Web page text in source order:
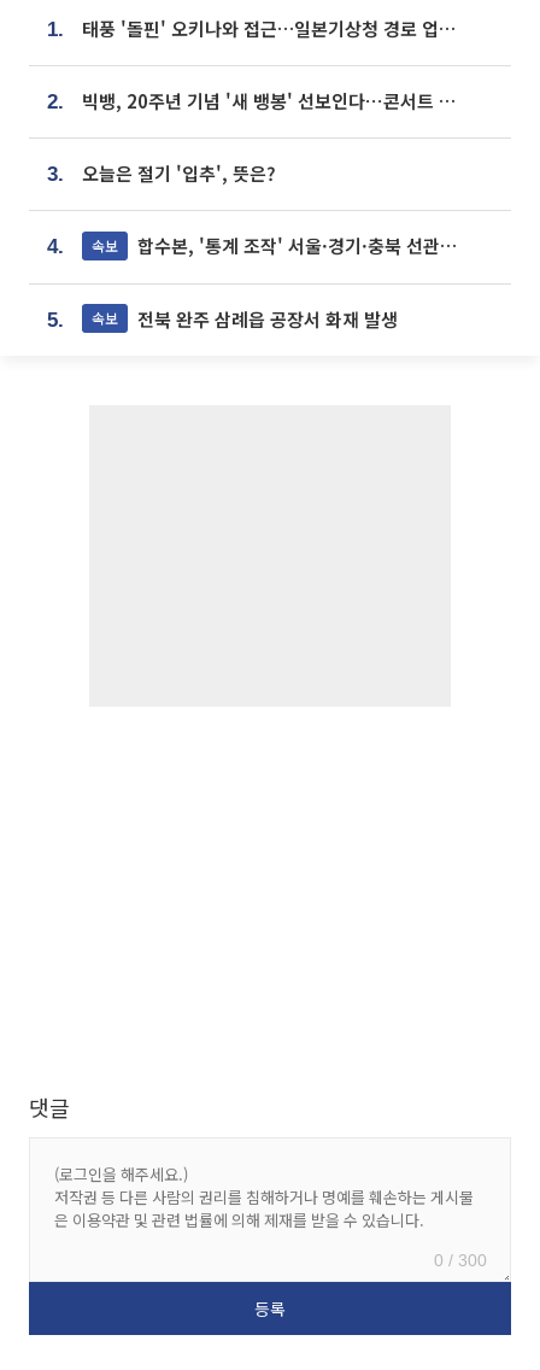
1. 태풍 '돌핀' 오키나와 접근…일본기상청 경로 업데이트
2. 빅뱅, 20주년 기념 '새 뱅봉' 선보인다⋯콘서트 앞두고 팝업 개최
3. 오늘은 절기 '입추', 뜻은?
4. 속보 합수본, '통계 조작' 서울·경기·충북 선관위 등 추가 압수수색
5. 속보 전북 완주 삼례읍 공장서 화재 발생
댓글
0 / 300